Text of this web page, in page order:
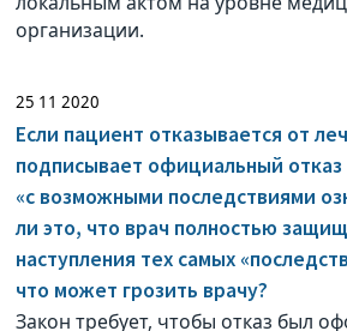
организации.
25 11 2020
Если пациент отказывается от
подписывает официальный
«с возможными последствиями
ли это, что врач полностью
наступления тех самых
что может грозить врачу?
Закон требует, чтобы отказ был